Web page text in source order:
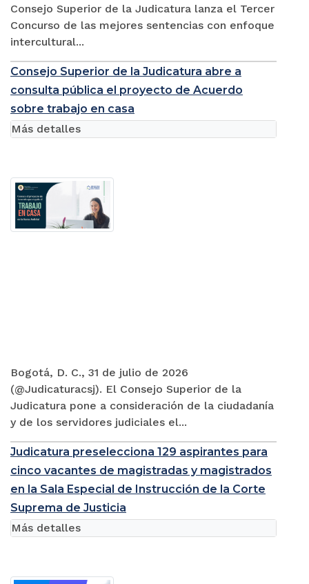
Consejo Superior de la Judicatura lanza el Tercer
Concurso de las mejores sentencias con enfoque
intercultural...
Consejo Superior de la Judicatura abre a
consulta pública el proyecto de Acuerdo
sobre trabajo en casa
Bogotá, D. C., 31 de julio de 2026
(@Judicaturacsj). El Consejo Superior de la
Judicatura pone a consideración de la ciudadanía
y de los servidores judiciales el...
Más detalles
Judicatura preselecciona 129 aspirantes para
cinco vacantes de magistradas y magistrados
en la Sala Especial de Instrucción de la Corte
Suprema de Justicia
Más detalles